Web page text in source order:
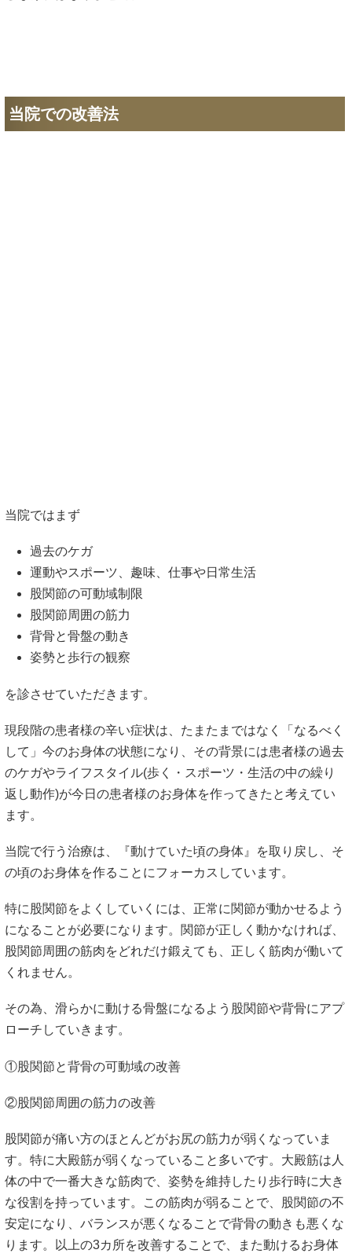
当院での改善法
当院ではまず
過去のケガ
運動やスポーツ、趣味、仕事や日常生活
股関節の可動域制限
股関節周囲の筋力
背骨と骨盤の動き
姿勢と歩行の観察
を診させていただきます。
現段階の患者様の辛い症状は、たまたまではなく「なるべく
して」今のお身体の状態になり、その背景には患者様の過去
のケガやライフスタイル(歩く・スポーツ・生活の中の繰り
返し動作)が今日の患者様のお身体を作ってきたと考えてい
ます。
当院で行う治療は、『動けていた頃の身体』を取り戻し、そ
の頃のお身体を作ることにフォーカスしています。
特に股関節をよくしていくには、正常に関節が動かせるよう
になることが必要になります。関節が正しく動かなければ、
股関節周囲の筋肉をどれだけ鍛えても、正しく筋肉が働いて
くれません。
その為、滑らかに動ける骨盤になるよう股関節や背骨にアプ
ローチしていきます。
①股関節と背骨の可動域の改善
②股関節周囲の筋力の改善
股関節が痛い方のほとんどがお尻の筋力が弱くなっていま
す。特に大殿筋が弱くなっていること多いです。大殿筋は人
体の中で一番大きな筋肉で、姿勢を維持したり歩行時に大き
な役割を持っています。この筋肉が弱ることで、股関節の不
安定になり、バランスが悪くなることで背骨の動きも悪くな
ります。以上の3カ所を改善することで、また動けるお身体